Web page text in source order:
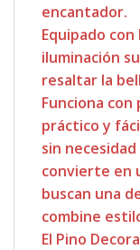
encantador.
Equipado
iluminación
resaltar la
Funciona con
práctico y
sin
convierte en
buscan una
combine
El Pino